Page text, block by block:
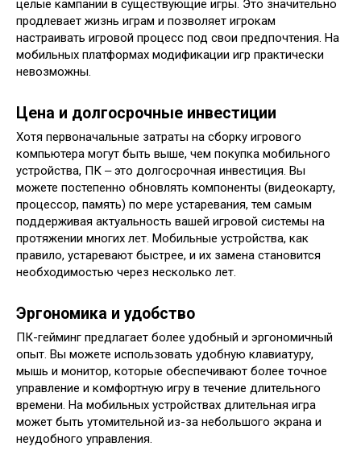
целые кампании в существующие игры. Это значительно
продлевает жизнь играм и позволяет игрокам
настраивать игровой процесс под свои предпочтения. На
мобильных платформах модификации игр практически
невозможны.
Цена и долгосрочные инвестиции
Хотя первоначальные затраты на сборку игрового
компьютера могут быть выше, чем покупка мобильного
устройства, ПК ‒ это долгосрочная инвестиция. Вы
можете постепенно обновлять компоненты (видеокарту,
процессор, память) по мере устаревания, тем самым
поддерживая актуальность вашей игровой системы на
протяжении многих лет. Мобильные устройства, как
правило, устаревают быстрее, и их замена становится
необходимостью через несколько лет.
Эргономика и удобство
ПК-гейминг предлагает более удобный и эргономичный
опыт. Вы можете использовать удобную клавиатуру,
мышь и монитор, которые обеспечивают более точное
управление и комфортную игру в течение длительного
времени. На мобильных устройствах длительная игра
может быть утомительной из-за небольшого экрана и
неудобного управления.